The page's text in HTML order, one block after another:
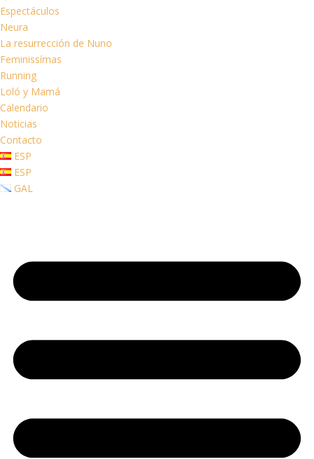
Espectáculos
Neura
La resurrección de Nuno
Feminissímas
Running
Loló y Mamá
Calendario
Noticias
Contacto
ESP
ESP
GAL